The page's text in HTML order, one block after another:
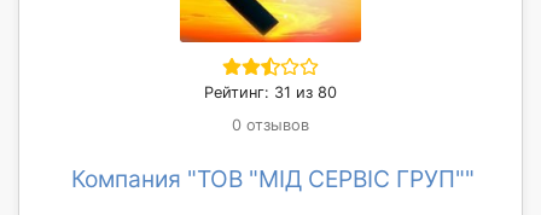
Рейтинг: 31 из 80
0 отзывов
Компания "ТОВ "МІД СЕРВІС ГРУП""